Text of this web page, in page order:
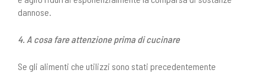
dannose.
4. A cosa fare attenzione prima di cucinare
Se gli alimenti che utilizzi sono stati precedentemente